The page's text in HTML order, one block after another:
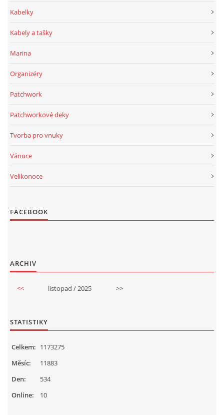
Kabelky
Kabely a tašky
Marina
Organizéry
Patchwork
Patchworkové deky
Tvorba pro vnuky
Vánoce
Velikonoce
FACEBOOK
ARCHIV
<< listopad / 2025 >>
STATISTIKY
Online: 10
Celkem: 1173275
Měsíc:
11883
Den:
534